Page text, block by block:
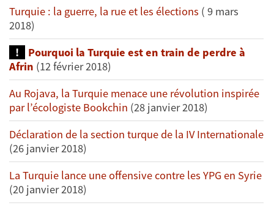
Turquie : la guerre, la rue et les élections ( 9 mars
2018)
Pourquoi la Turquie est en train de perdre à
Afrin (12 février 2018)
Au Rojava, la Turquie menace une révolution inspirée
par l’écologiste Bookchin (28 janvier 2018)
Déclaration de la section turque de la IV Internationale
(26 janvier 2018)
La Turquie lance une offensive contre les YPG en Syrie
(20 janvier 2018)